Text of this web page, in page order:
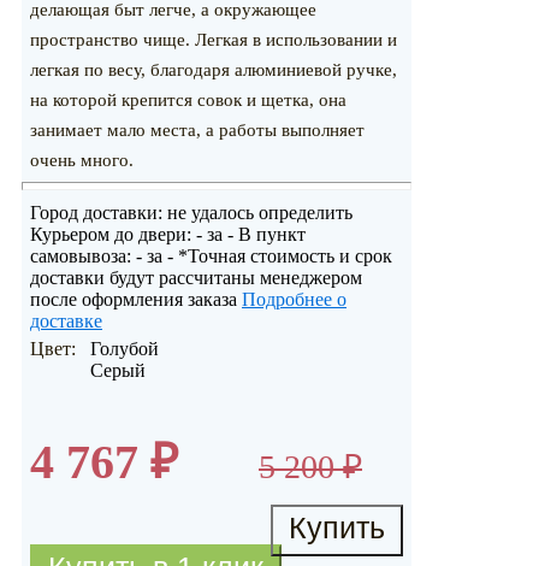
делающая быт легче, а окружающее
пространство чище. Легкая в использовании и
легкая по весу, благодаря алюминиевой ручке,
на которой крепится совок и щетка, она
занимает мало места, а работы выполняет
очень много.
Город доставки: не удалось определить
Курьером до двери: - за - В пункт
самовывоза: - за - *Точная стоимость и срок
доставки будут рассчитаны менеджером
после оформления заказа Подробнее о
доставке
Цвет:
Голубой
Серый
4 767 ₽ 5 200₽